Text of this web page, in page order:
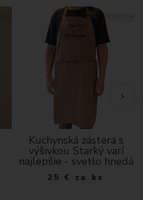
Kuchynská zástera s
výšivkou Starký varí
najlepšie - svetlo hnedá
25 € za ks